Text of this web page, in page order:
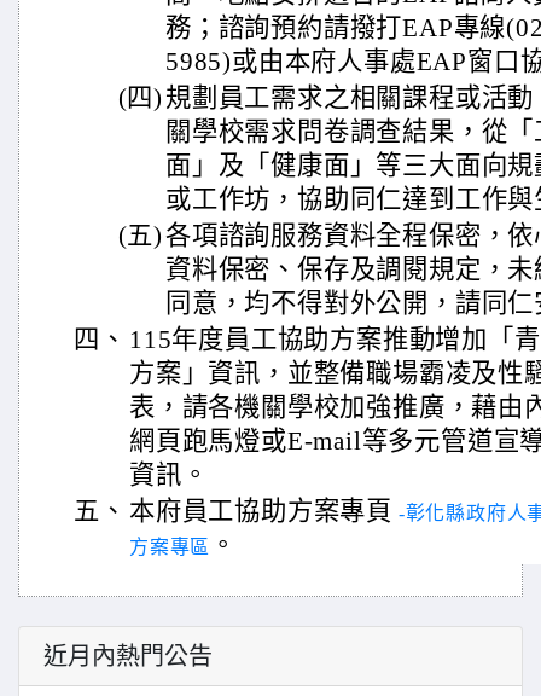
務；諮詢預約請撥打EAP專線
5985)或由本府人事處EAP窗口
(四) 規劃員工需求之相關課程或活
關學校需求問卷調查結果，從
面」及「健康面」等三大面向
或工作坊，協助同仁達到工作
(五)各項諮詢服務資料全程保密，
資料保密、保存及調閱規定，
同意，均不得對外公開，請同
四、 115年度員工協助方案推動增加「
方案」資訊，並整備職場霸凌及性
表，請各機關學校加強推廣，藉由
網頁跑馬燈或E-mail等多元管道宣
資訊。
五、 本府員工協助方案專頁 -彰化縣政府人
方案專區 。
近月內熱門公告